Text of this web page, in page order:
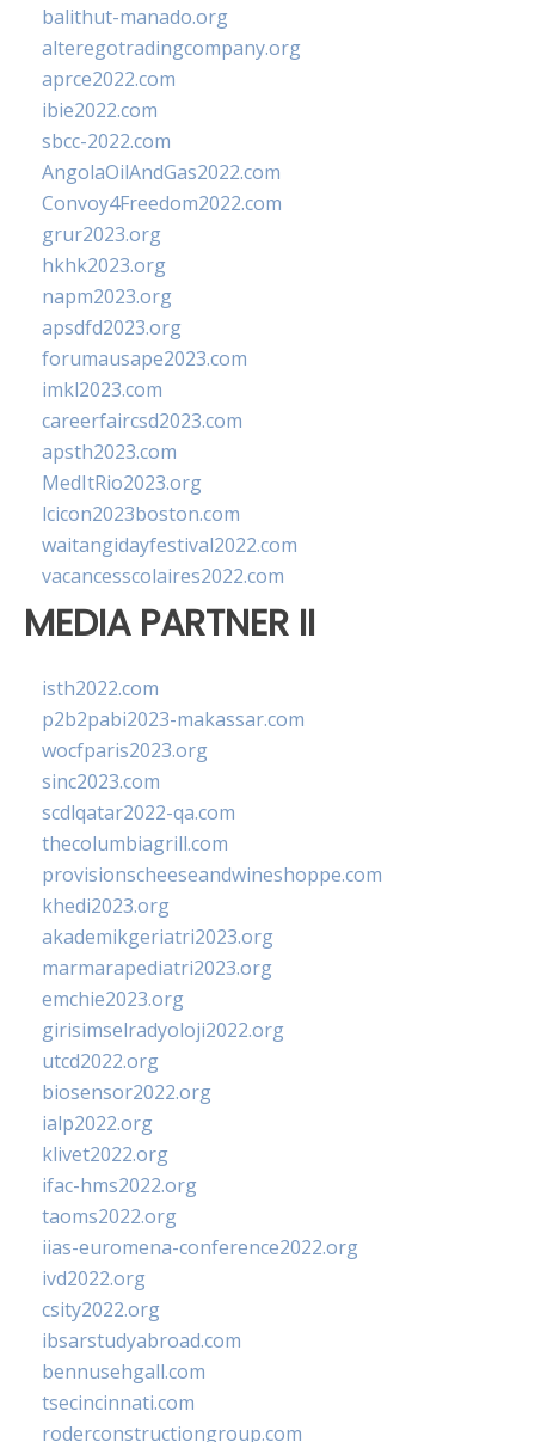
balithut-manado.org
alteregotradingcompany.org
aprce2022.com
ibie2022.com
sbcc-2022.com
AngolaOilAndGas2022.com
Convoy4Freedom2022.com
grur2023.org
hkhk2023.org
napm2023.org
apsdfd2023.org
forumausape2023.com
imkl2023.com
careerfaircsd2023.com
apsth2023.com
MedItRio2023.org
lcicon2023boston.com
waitangidayfestival2022.com
vacancesscolaires2022.com
MEDIA PARTNER II
isth2022.com
p2b2pabi2023-makassar.com
wocfparis2023.org
sinc2023.com
scdlqatar2022-qa.com
thecolumbiagrill.com
provisionscheeseandwineshoppe.com
khedi2023.org
akademikgeriatri2023.org
marmarapediatri2023.org
emchie2023.org
girisimselradyoloji2022.org
utcd2022.org
biosensor2022.org
ialp2022.org
klivet2022.org
ifac-hms2022.org
taoms2022.org
iias-euromena-conference2022.org
ivd2022.org
csity2022.org
ibsarstudyabroad.com
bennusehgall.com
tsecincinnati.com
roderconstructiongroup.com